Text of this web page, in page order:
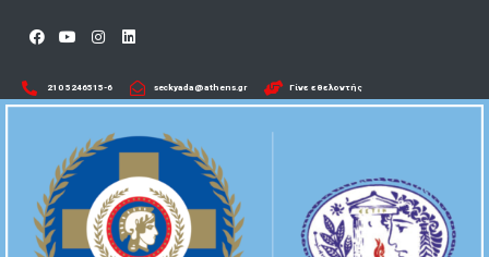
210 5246515-6​ seckyada@athens.gr Γίνε εθελοντής